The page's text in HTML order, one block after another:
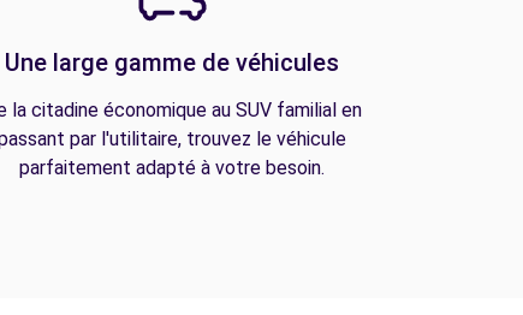
Une large gamme de véhicules
la citadine économique au SUV familial en
par l'utilitaire, trouvez le véhicule
parfaitement adapté à votre besoin.